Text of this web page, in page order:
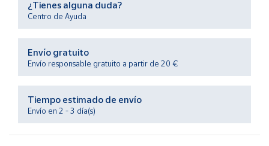
Productos
Solidarios
Ayuda
Centro
de ayuda
Contacto
¿Tienes alguna duda?
Centro de Ayuda
Envío gratuito
Envío responsable gratuito a partir de 20 €
Tiempo estimado de envío
Envío en 2 - 3 día(s)